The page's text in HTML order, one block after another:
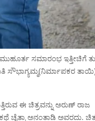
ಸಮಾರಂಭ ಇತ್ತೀಚಿಗೆ
ಸೌಭಾಗ್ಯಮ್ಮ(ನಿರ್ಮಾಪಕರ
ಈ ಚಿತ್ರವನ್ನು ಅರುಣ್ ರಾಜ
ಚೈತ್ರಾ ಅನಂತಾಡಿ ಅವರದು.